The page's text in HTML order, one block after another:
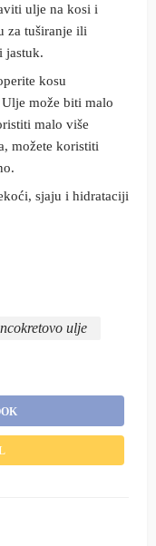
ulje na kosi i
za tuširanje ili
jastuk.
kosu
može biti malo
malo više
možete koristiti
sjaju i hidrataciji
ulje